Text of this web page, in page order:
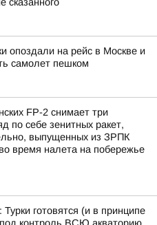
опоздали на рейс в Москве и
самолет пешком
FP-2 снимает три
по себе зенитных ракет,
выпущенных из ЗРПК
время налета на побережье
готовятся (и в принципе